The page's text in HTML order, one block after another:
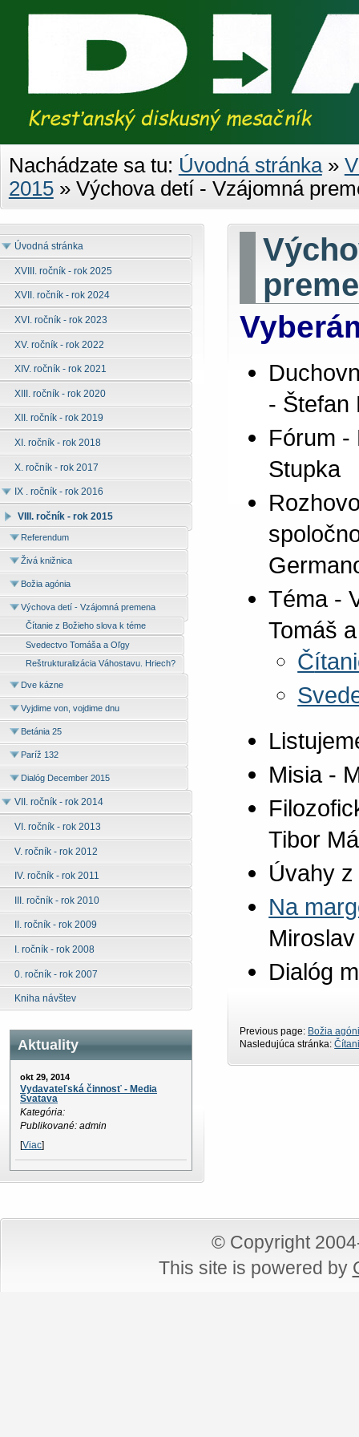
Nachádzate sa tu: Úvodná stránka »
2015 » Výchova detí - Vzájomná
Úvodná stránka
XVIII. ročník - rok 2025
XVII. ročník - rok 2024
XVI. ročník - rok 2023
XV. ročník - rok 2022
XIV. ročník - rok 2021
XIII. ročník - rok 2020
XII. ročník - rok 2019
XI. ročník - rok 2018
X. ročník - rok 2017
IX . ročník - rok 2016
VIII. ročník - rok 2015
Referendum
Živá knižnica
Božia agónia
Výchova detí - Vzájomná premena
Čítanie z Božieho slova k téme
Svedectvo Tomáša a Oľgy
Reštrukturalizácia Váhostavu. Hriech?
Dve kázne
Vyjdime von, vojdime dnu
Betánia 25
Paríž 132
Dialóg December 2015
VII. ročník - rok 2014
VI. ročník - rok 2013
V. ročník - rok 2012
IV. ročník - rok 2011
III. ročník - rok 2010
II. ročník - rok 2009
I. ročník - rok 2008
0. ročník - rok 2007
Kniha návštev
Aktuality
okt 29, 2014
Vydavateľská činnosť - Media
Svatava
Kategória:
Publikované: admin
[Viac]
- Štefan
Fórum -
Stupka
Téma -
Tomáš
Č
Misia -
Tibor
Úvahy
Na
Dialóg
Previous page: Božia
Nasledujúca stránka:
© Copyright
This site is powered by